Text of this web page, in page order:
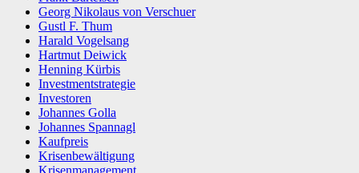
Georg Nikolaus von Verschuer
Gustl F. Thum
Harald Vogelsang
Hartmut Deiwick
Henning Kürbis
Investmentstrategie
Investoren
Johannes Golla
Johannes Spannagl
Kaufpreis
Krisenbewältigung
Krisenmanagement